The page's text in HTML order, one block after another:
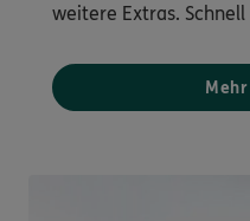
weitere Extras.